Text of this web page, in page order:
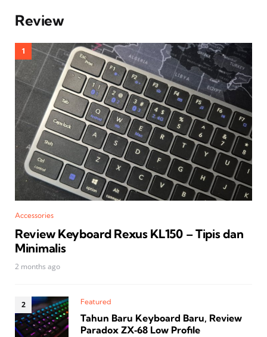
Review
Accessories
Review Keyboard Rexus KL150 – Tipis dan
Minimalis
2 months ago
Featured
Tahun Baru Keyboard Baru, Review
Paradox ZX‑68 Low Profile